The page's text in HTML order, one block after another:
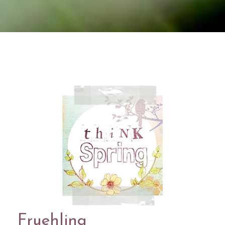
Fruehling